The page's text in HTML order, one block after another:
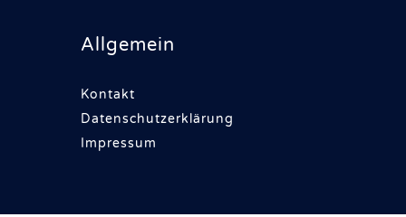
Allgemein
Kontakt
Datenschutzerklärung
Impressum